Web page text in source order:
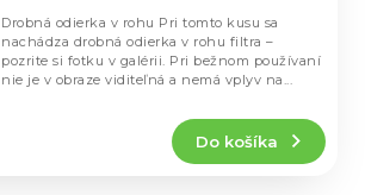
Do košíka
Drobná odierka v rohu Pri tomto kusu sa
nachádza drobná odierka v rohu filtra –
pozrite si fotku v galérii. Pri bežnom používaní
nie je v obraze viditeľná a nemá vplyv na...